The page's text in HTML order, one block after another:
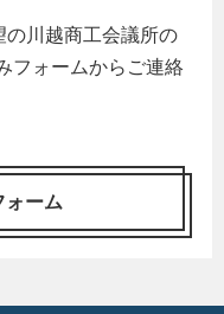
川越商工会議所の
フォームからご連絡
ォーム